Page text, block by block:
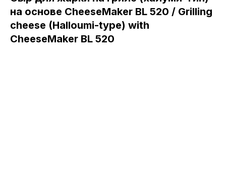
на основе CheeseMaker BL 520 / Grilling
cheese (Halloumi-type) with
CheeseMaker BL 520